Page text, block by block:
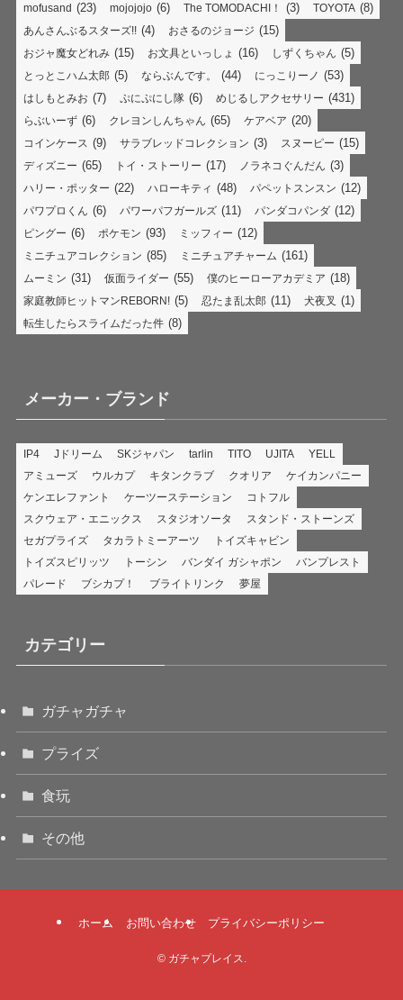
mofusand (23) mojojojo (6) The TOMODACHI！ (3) TOYOTA (8)
あんさんぶるスターズ!! (4) おさるのジョージ (15)
おジャ魔女どれみ (15) お文具といっしょ (16) しずくちゃん (5)
とっとこハム太郎 (5) ならぶんです。 (44) にっこりーノ (53)
はしもとみお (7) ぷにぷにし隊 (6) めじるしアクセサリー (431)
らぶいーず (6) クレヨンしんちゃん (65) ケアベア (20)
コインケース (9) サラブレッドコレクション (3) スヌーピー (15)
ディズニー (65) トイ・ストーリー (17) ノラネコぐんだん (3)
ハリー・ポッター (22) ハローキティ (48) パペットスンスン (12)
パワプロくん (6) パワーパフガールズ (11) パンダコパンダ (12)
ピングー (6) ポケモン (93) ミッフィー (12)
ミニチュアコレクション (85) ミニチュアチャーム (161)
ムーミン (31) 仮面ライダー (55) 僕のヒーローアカデミア (18)
家庭教師ヒットマンREBORN! (5) 忍たま乱太郎 (11) 犬夜叉 (1)
転生したらスライムだった件 (8)
メーカー・ブランド
IP4 Jドリーム SKジャパン tarlin TITO UJITA
YELL
アミューズ
ウルカプ キタンクラブ クオリア
ケイカンパニー
ケンエレファント
ケーツーステーション
コトフル
スクウェア・エニックス
スタジオソータ
スタンド・ストーンズ
セガプライズ
タカラトミーアーツ
トイズキャビン
トイズスピリッツ
トーシン バンダイ ガシャポン
バンプレスト
パレード
ブシカプ！ ブライトリンク 夢屋
カテゴリー
ガチャガチャ
プライズ
食玩
その他
ホーム お問い合わせ プライバシーポリシー
©ガチャプレイス.